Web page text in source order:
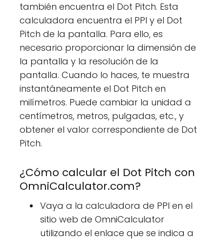
también encuentra el Dot Pitch. Esta
calculadora encuentra el PPI y el Dot
Pitch de la pantalla. Para ello, es
necesario proporcionar la dimensión de
la pantalla y la resolución de la
pantalla. Cuando lo haces, te muestra
instantáneamente el Dot Pitch en
milímetros. Puede cambiar la unidad a
centímetros, metros, pulgadas, etc., y
obtener el valor correspondiente de Dot
Pitch.
¿Cómo calcular el Dot Pitch con
OmniCalculator.com?
Vaya a la calculadora de PPI en el
sitio web de OmniCalculator
utilizando el enlace que se indica a